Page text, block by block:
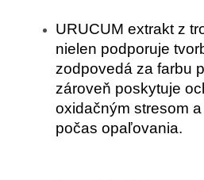
URUCUM extrakt z
nielen podporuje
zodpovedá za farbu
zároveň poskytuje
oxidačným stresom
počas opaľovania.